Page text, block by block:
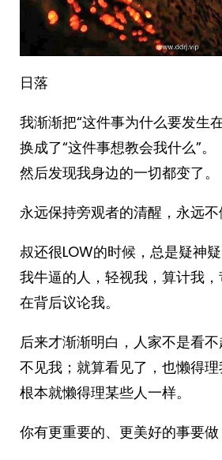
日落
我渐渐把“这件事为什么要发生
换成了“这件事想教会我什么”。
然后发现我身边的一切都变了。
永远保持旁观者的清醒，永远不
叔还很LOW的时候，总是疑神
我牛逼的人，轻视我，算计我，
在背后议论我。
后来才渐渐明白，人家不是看
不见我；就算看见了，也懒得
根本就懒得理某些人一样。
你有更重要的、更美好的事要做